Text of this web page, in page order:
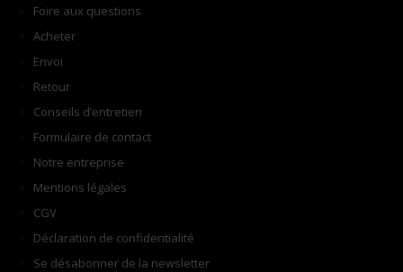
Foire aux questions
Acheter
Envoi
Retour
Conseils d’entretien
Formulaire de contact
Notre entreprise
Mentions légales
CGV
Déclaration de confidentialité
Se désabonner de la newsletter